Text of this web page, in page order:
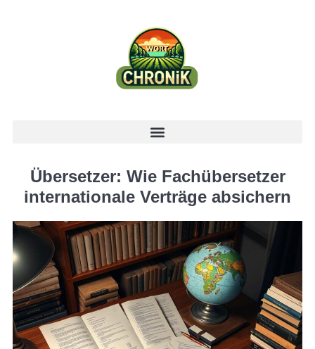
Übersetzer: Wie Fachübersetzer
internationale Verträge absichern